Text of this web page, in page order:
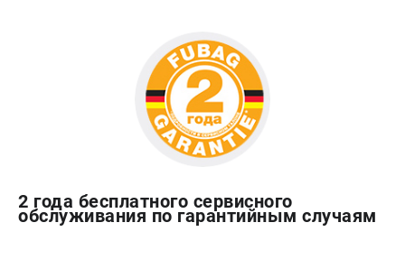
Сварочные полуавтоматы MIG/MAG
Сварочные аппараты TIG
Сварочные материалы
ТЕЛЕФОН (САНКТ-ПЕТЕРБУРГ)
Информация размещённая на сайте не является публичной
офертой.
2 года бесплатного сервисного
обслуживания по гарантийным случаям